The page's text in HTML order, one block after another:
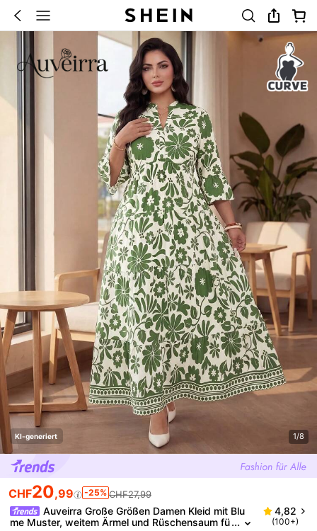
KI-generiert 1/8
CHF20,99 -25% CHF27,99
Auveirra Große Größen Damen Kleid mit Blu
me Muster, weitem Ärmel und Rüschensaum fü
4,82
(100+)